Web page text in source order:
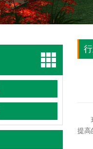
现
提高